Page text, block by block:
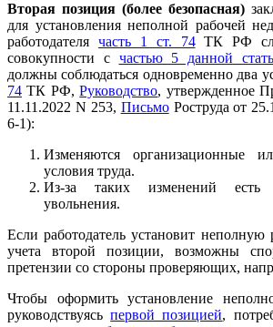
Вторая позиция (более безопасная)
для установления неполной рабочей
работодателя часть 1 ст. 74ТК РФ
совокупности с частью 5 данной
должны соблюдаться одновременно два
74 ТК РФ,Руководство, утвержденное
11.11.2022 N 253, ПисьмоРоструда от
6-1):
Изменяются организационные
условия труда.
Из-за таких изменений есть
увольнения.
Если работодатель установит
учета второй позиции, возможны
претензии со стороны проверяющих,
Чтобы оформить установление
руководствуясьпервой позицией,